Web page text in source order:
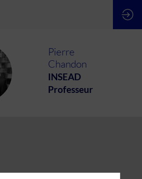
Pierre
Chandon
INSEAD
Professeur